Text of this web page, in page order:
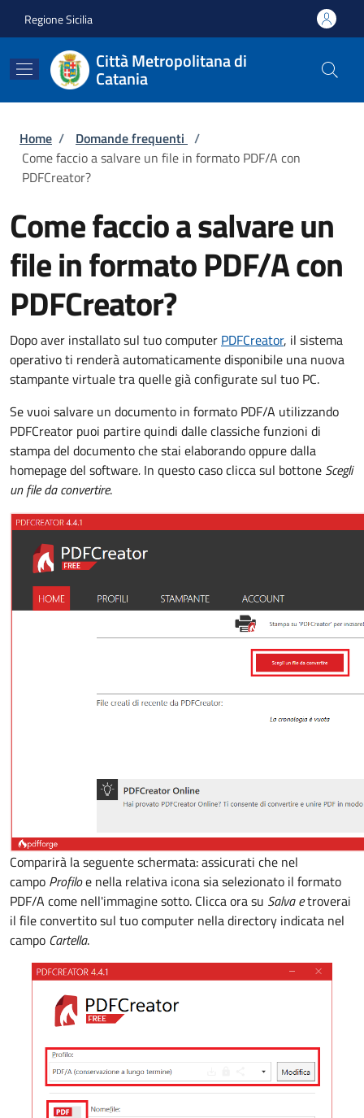
Regione Sicilia
Città Metropolitana di
Catania
Briciole di pane
Home / Domande frequenti /
Come faccio a salvare un file in formato PDF/A con
PDFCreator?
Come faccio a salvare un
file in formato PDF/A con
PDFCreator?
Dopo aver installato sul tuo computer PDFCreator, il sistema
operativo ti renderà automaticamente disponibile una nuova
stampante virtuale tra quelle già configurate sul tuo PC.
Se vuoi salvare un documento in formato PDF/A utilizzando
PDFCreator puoi partire quindi dalle classiche funzioni di
stampa del documento che stai elaborando oppure dalla
homepage del software. In questo caso clicca sul bottone Scegli
un file da convertire.
Comparirà la seguente schermata: assicurati che nel
campo Profiloe nella relativa icona sia selezionato il formato
PDF/A come nell'immagine sotto. Clicca ora su Salva etroverai
il file convertito sul tuo computer nella directory indicata nel
campo Cartella.